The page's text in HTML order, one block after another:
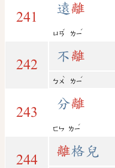
241
遠離
ㄩㄢ
ˇ
ㄌㄧ
ˊ
242
不離
ㄅㄨ
ˋ
ㄌㄧ
ˊ
243
分離
ㄈㄣ ㄌㄧ
ˊ
244
離格兒